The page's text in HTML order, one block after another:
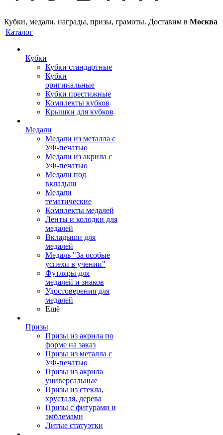
Кубки, медали, награды, призы, грамоты. Доставим в Москва
Каталог
Кубки
Кубки стандартные
Кубки
оригинальные
Кубки престижные
Комплекты кубков
Крышки для кубков
Медали
Медали из металла с
УФ-печатью
Медали из акрила с
УФ-печатью
Медали под
вкладыш
Медали
тематические
Комплекты медалей
Ленты и колодки для
медалей
Вкладыши для
медалей
Медаль "За особые
успехи в учении"
Футляры для
медалей и знаков
Удостоверения для
медалей
Ещё
Призы
Призы из акрила по
форме на заказ
Призы из металла с
УФ-печатью
Призы из акрила
универсальные
Призы из стекла,
хрусталя, дерева
Призы с фигурами и
эмблемами
Литые статуэтки